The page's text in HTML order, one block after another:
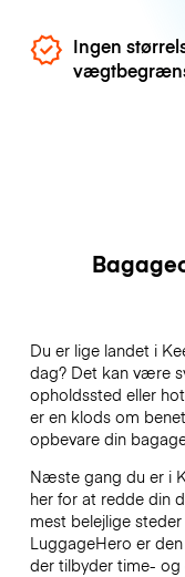
Ingen
Du er lige landet i
dag? Det kan være
opholdssted eller
er en klods om
opbevare din
Næste gang du er i
her for at redde din
mest belejlige
LuggageHero er
der tilbyder time- og